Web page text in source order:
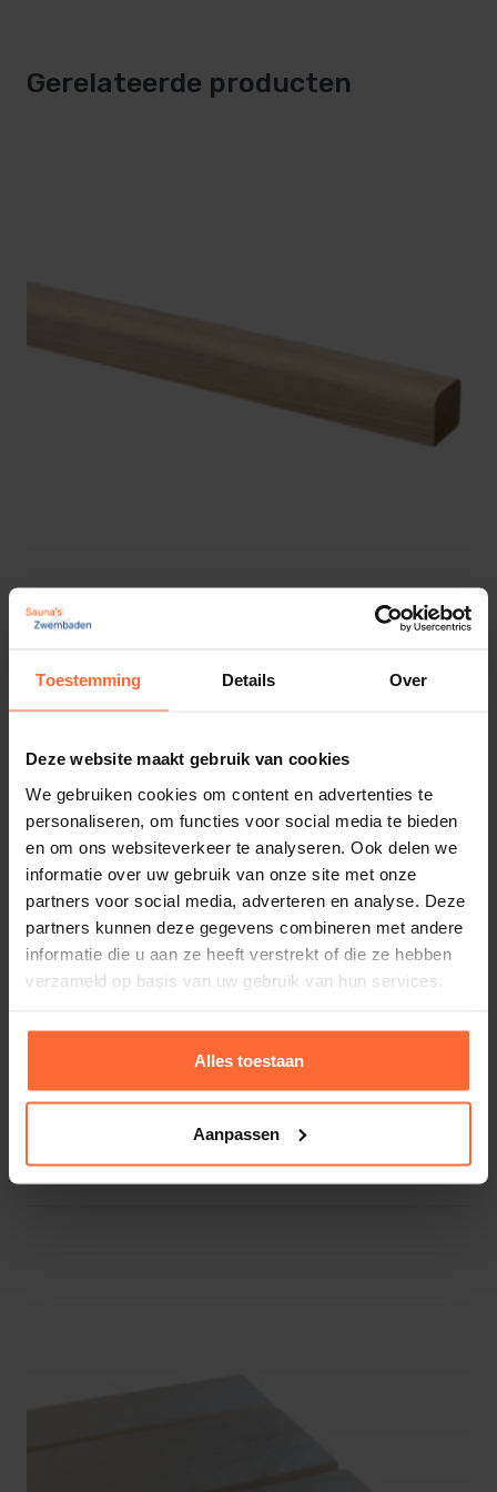
Toestemming Details Over
Deze website maakt gebruik van cookies
We gebruiken cookies om content en advertenties te
personaliseren, om functies voor social media te bieden
en om ons websiteverkeer te analyseren. Ook delen we
informatie over uw gebruik van onze site met onze
partners voor social media, adverteren en analyse. Deze
partners kunnen deze gegevens combineren met andere
informatie die u aan ze heeft verstrekt of die ze hebben
verzameld op basis van uw gebruik van hun services.
Alles toestaan
Aanpassen
Gerelateerde producten
7,30 ca. 1 week
Abachi hout banklat 230 cm lang
18,45